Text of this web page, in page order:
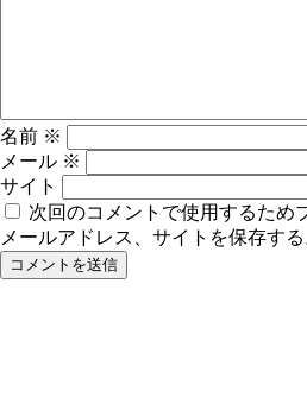
名前 ※
メール ※
サイト
次回のコメントで使用するため
メールアドレス、サイトを保存する